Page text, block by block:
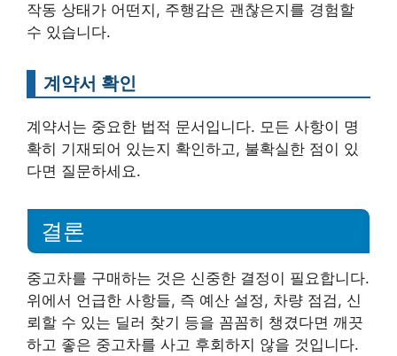
작동 상태가 어떤지, 주행감은 괜찮은지를 경험할
수 있습니다.
계약서 확인
계약서는 중요한 법적 문서입니다. 모든 사항이 명
확히 기재되어 있는지 확인하고, 불확실한 점이 있
다면 질문하세요.
결론
중고차를 구매하는 것은 신중한 결정이 필요합니다.
위에서 언급한 사항들, 즉 예산 설정, 차량 점검, 신
뢰할 수 있는 딜러 찾기 등을 꼼꼼히 챙겼다면 깨끗
하고 좋은 중고차를 사고 후회하지 않을 것입니다.